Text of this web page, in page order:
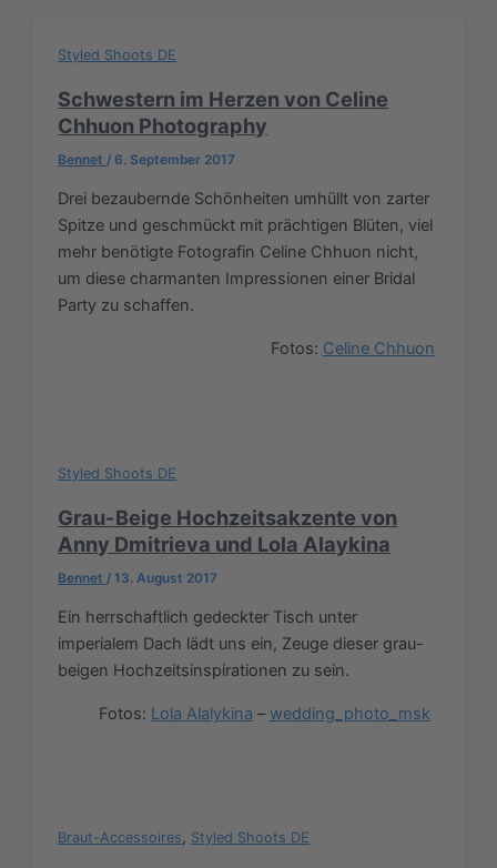
Styled Shoots DE
Schwestern im Herzen von Celine
Chhuon Photography
Bennet/6. September 2017
Drei bezaubernde Schönheiten umhüllt von zarter
Spitze und geschmückt mit prächtigen Blüten, viel
mehr benötigte Fotografin Celine Chhuon nicht,
um diese charmanten Impressionen einer Bridal
Party zu schaffen.
Fotos: Celine Chhuon
Styled Shoots DE
Grau-Beige Hochzeitsakzente von
Anny Dmitrieva und Lola Alaykina
Bennet /13. August 2017
Ein herrschaftlich gedeckter Tisch unter
imperialem Dach lädt uns ein, Zeuge dieser grau-
beigen Hochzeitsinspirationen zu sein.
Fotos: Lola Alalykina – wedding_photo_msk
Braut-Accessoires, Styled Shoots DE